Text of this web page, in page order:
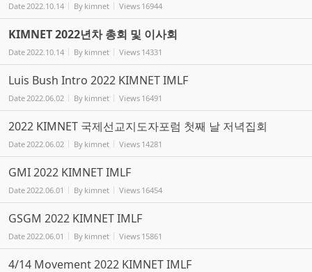
Date2022.10.14 By kimnet Views 16944
KIMNET 2022년차 총회 및 이사회
Date2022.10.14 By kimnet Views 14331
Luis Bush Intro 2022 KIMNET IMLF
Date2022.06.02 By kimnet Views 16491
2022 KIMNET 국제선교지도자포럼 첫째 날 저녁집회
Date2022.06.02 By kimnet Views 14281
GMI 2022 KIMNET IMLF
Date2022.06.01 By kimnet Views 16454
GSGM 2022 KIMNET IMLF
Date2022.06.01 By kimnet Views 15861
4/14 Movement 2022 KIMNET IMLF